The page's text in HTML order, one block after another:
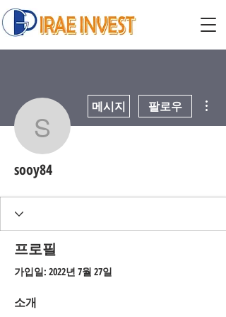
sooy84
메시지 팔로우
sooy84
프로필
가입일: 2022년 7월 27일
소개